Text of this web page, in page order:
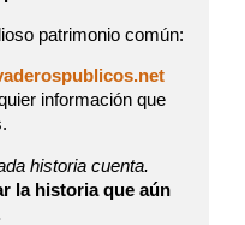
patrimonio común:
información que
historia cuenta.
la historia que aún